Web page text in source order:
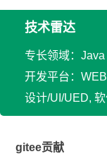
技术雷达
专长领域：
开发平台：
设计/UI/UED,
gitee贡献